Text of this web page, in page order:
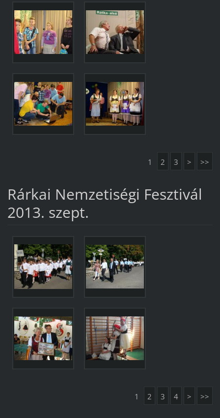
1 2 3 > >>
Rárkai Nemzetiségi Fesztivál
2013. szept.
1 2 3 4 > >>